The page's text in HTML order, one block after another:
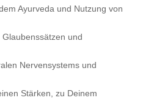
Ayurveda und Nutzung von
und
Nervensystems und
Stärken, zu Deinem